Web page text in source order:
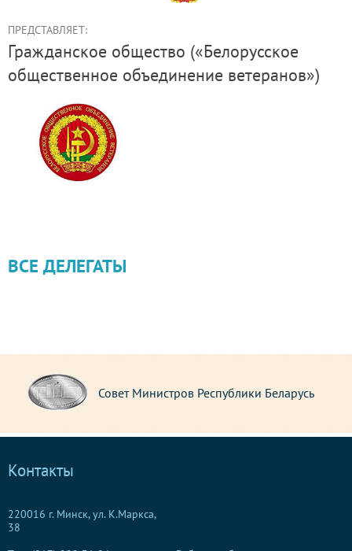
ПРЕДСТАВЛЯЕТ:
Гражданское общество («Белорусское
общественное объединение ветеранов»)
ВСЕ ДЕЛЕГАТЫ
Совет Министров Республики Беларусь
Контакты
220016 г. Минск, ул. К.Маркса,
38